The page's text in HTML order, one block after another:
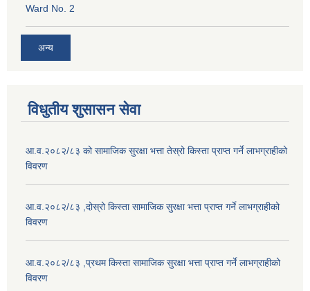
Ward No. 2
अन्य
विधुतीय शुसासन सेवा
आ.व.२०८२/८३ को सामाजिक सुरक्षा भत्ता तेस्रो किस्ता प्राप्त गर्ने लाभग्राहीको
विवरण
आ.व.२०८२/८३ ,दोस्रो किस्ता सामाजिक सुरक्षा भत्ता प्राप्त गर्ने लाभग्राहीको
विवरण
आ.व.२०८२/८३ ,प्रथम किस्ता सामाजिक सुरक्षा भत्ता प्राप्त गर्ने लाभग्राहीको
विवरण